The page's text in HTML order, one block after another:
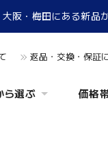
阪・梅田にある新品
返品・交換・保証
ら選ぶ 価格